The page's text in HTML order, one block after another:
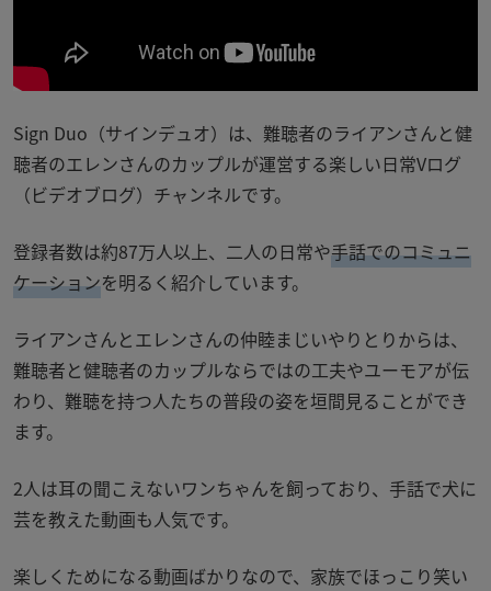
Sign Duo（サインデュオ）は、難聴者のライアンさんと健
聴者のエレンさんのカップルが運営する楽しい日常Vログ
（ビデオブログ）チャンネルです。
登録者数は約87万人以上、二人の日常や手話でのコミュニ
ケーションを明るく紹介しています。
ライアンさんとエレンさんの仲睦まじいやりとりからは、
難聴者と健聴者のカップルならではの工夫やユーモアが伝
わり、難聴を持つ人たちの普段の姿を垣間見ることができ
ます。
2人は耳の聞こえないワンちゃんを飼っており、手話で犬に
芸を教えた動画も人気です。
楽しくためになる動画ばかりなので、家族でほっこり笑い